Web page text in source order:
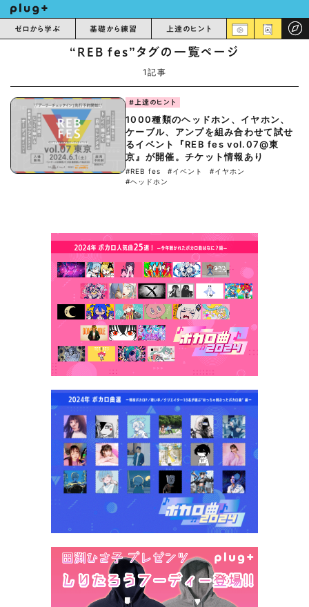
ゼロから学ぶ 基礎から練習 上達のヒント
“REB fes”タグの一覧ページ
1記事
#上達のヒント
1000種類のヘッドホン、イヤホン、
ケーブル、アンプを組み合わせて試せ
るイベント『REB fes vol.07@東
京』が開催。チケット情報あり
#REB fes #イベント
#イヤホン
#ヘッドホン